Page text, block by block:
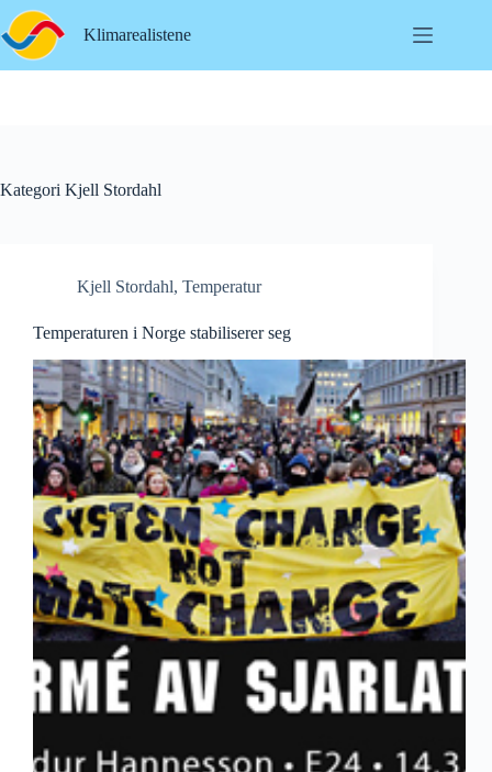
Hopp
til
innholdet
Klimarealistene
Kategori Kjell Stordahl
Kjell Stordahl, Temperatur
Temperaturen i Norge stabiliserer seg